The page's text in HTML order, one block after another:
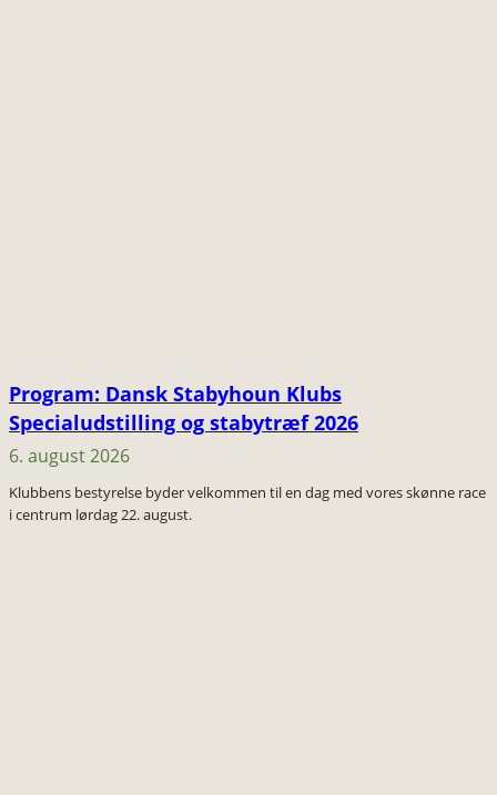
Program: Dansk Stabyhoun Klubs
Specialudstilling og stabytræf 2026
6. august 2026
Klubbens bestyrelse byder velkommen til en dag med vores skønne race
i centrum lørdag 22. august.